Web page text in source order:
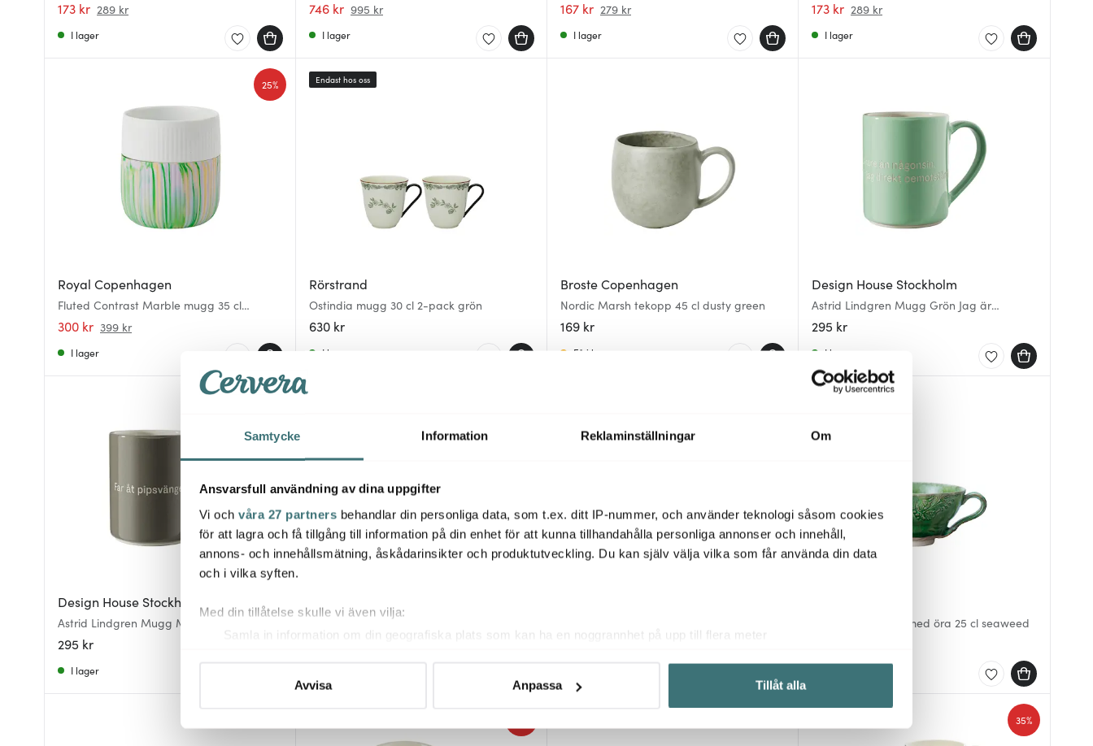
Samtycke Information Reklaminställningar Om
Ansvarsfull användning av dina uppgifter
Vi och våra 27 partners behandlar din personliga data, som t.ex. ditt IP-nummer, och använder teknologi såsom cookies
för att lagra och få tillgång till information på din enhet för att kunna tillhandahålla personliga annonser och innehåll,
annons- och innehållsmätning, åskådarinsikter och produktutveckling. Du kan själv välja vilka som får använda din data
och i vilka syften.
Med din tillåtelse skulle vi även vilja:
Samla in information om din geografiska plats som kan ha en noggrannhet på upp till flera meter
detaljsektionen
eller dra tillbaka ditt samtycke när som helst från cookie-förklaringen.
Vi använder cookies för att innehållet och annonserna ska anpassas efter det som vi tror att du tycker om. Det gör också
Avvisa Anpassa Tillåt alla
173 kr 289 kr
I lager
746 kr 995 kr
I lager
167 kr 279 kr
I lager
173 kr 289 kr
I lager
Royal Copenhagen
Fluted Contrast Marble mugg 35 cl
Limeburst
300 kr 399 kr
25%
I lager
Rörstrand
Ostindia mugg 30 cl 2-pack grön
630 kr
Endast hos oss
I lager
Broste Copenhagen
Nordic Marsh tekopp 45 cl dusty green
169 kr
Få i lager
Design House Stockholm
Astrid Lindgren Mugg Grön Jag är
fräknigare
295 kr
I lager
Design House Stockholm
Astrid Lindgren Mugg Mörkgrå Far åt
pipsvängen!
295 kr
I lager
Mugg Grön - Håll för örona... 35 cl Grön Arabesque mugg med öra 25 cl seaweed
35%